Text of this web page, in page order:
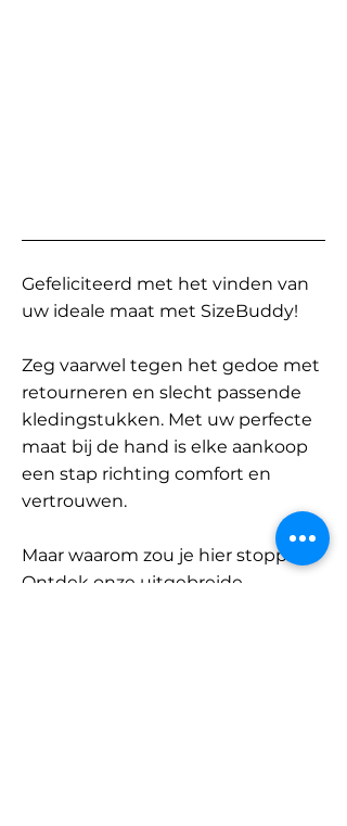
Gefeliciteerd met het vinden van
uw ideale maat met SizeBuddy!
Zeg vaarwel tegen het gedoe met
retourneren en slecht passende
kledingstukken. Met uw perfecte
maat bij de hand is elke aankoop
een stap richting comfort en
vertrouwen.
Maar waarom zou je hier stoppen?
Ontdek onze uitgebreide